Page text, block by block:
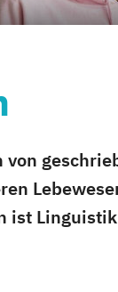
ist